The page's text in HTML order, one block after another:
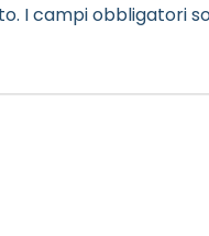
I campi obbligatori